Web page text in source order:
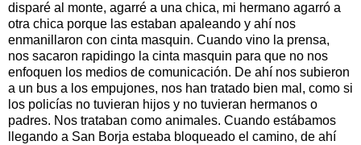
disparé al monte, agarré a una chica, mi hermano agarró a
otra chica porque las estaban apaleando y ahí nos
enmanillaron con cinta masquin. Cuando vino la prensa,
nos sacaron rapidingo la cinta masquin para que no nos
enfoquen los medios de comunicación. De ahí nos subieron
a un bus a los empujones, nos han tratado bien mal, como si
los policías no tuvieran hijos y no tuvieran hermanos o
padres. Nos trataban como animales. Cuando estábamos
llegando a San Borja estaba bloqueado el camino, de ahí